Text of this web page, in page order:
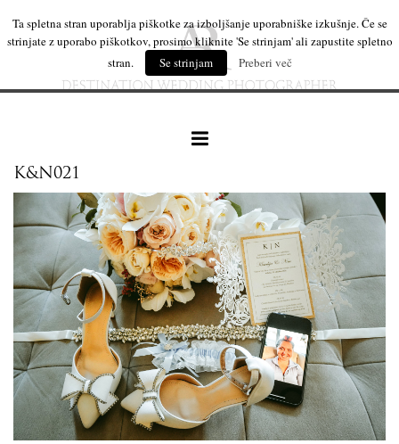
naše delo
leseni izdelki
mi
dnevnik
K&N021
Ta spletna stran uporablja piškotke za izboljšanje uporabniške izkušnje. Če se
strinjate z uporabo piškotkov, prosimo kliknite 'Se strinjam' ali zapustite spletno
stran.
Se strinjam Preberi več